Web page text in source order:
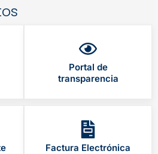
Portal de
transparencia
Factura Electrónica